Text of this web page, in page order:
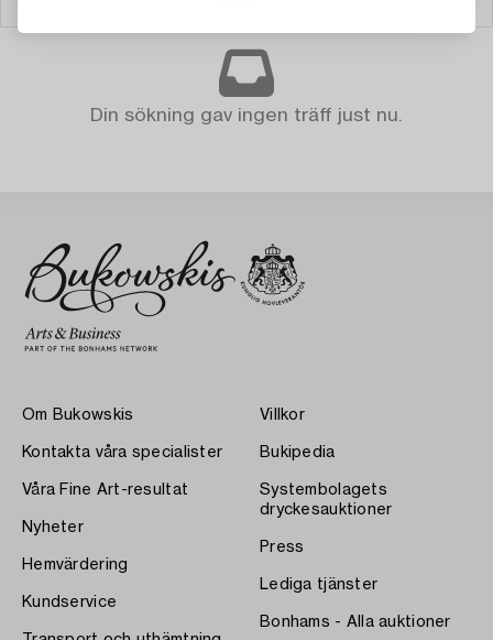
Din sökning gav ingen träff just nu.
Om Bukowskis
Kontakta våra specialister
Våra Fine Art-resultat
Nyheter
Hemvärdering
Kundservice
Villkor
Bukipedia
Systembolagets
dryckesauktioner
Press
Lediga tjänster
Bonhams - Alla auktioner